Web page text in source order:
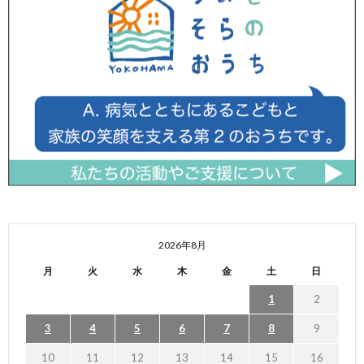
2026年8月
月 火 水 木 金 土 日
1 2
3 4 5 6 7 8 9
10 11 12 13 14 15 16